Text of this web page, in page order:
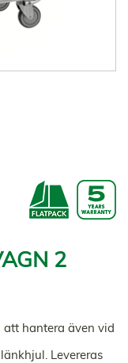
2
att hantera även vid
Levereras